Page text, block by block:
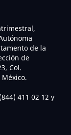
de la
de
Col.
411 02 12 y